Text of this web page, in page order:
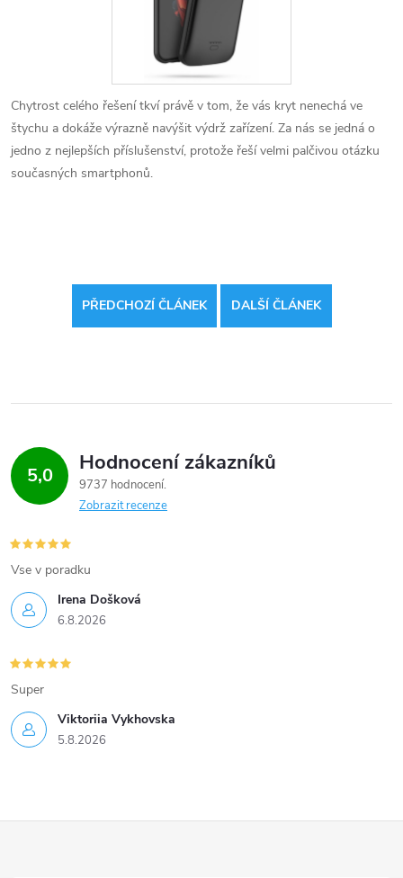
Chytrost celého řešení tkví právě v tom, že vás kryt nenechá ve
štychu a dokáže výrazně navýšit výdrž zařízení. Za nás se jedná o
jedno z nejlepších příslušenství, protože řeší velmi palčivou otázku
současných smartphonů.
PŘEDCHOZÍ ČLÁNEK DALŠÍ ČLÁNEK
5,0 Hodnocení zákazníků
9737 hodnocení
Zobrazit recenze
Irena Došková
6.8.2026
Vse v poradku
Viktoriia Vykhovska
5.8.2026
Super